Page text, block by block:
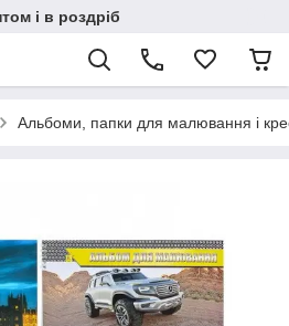
і в роздріб
Альбоми, папки для малювання і